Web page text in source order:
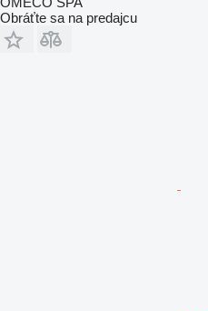
Obráťte sa na predajcu